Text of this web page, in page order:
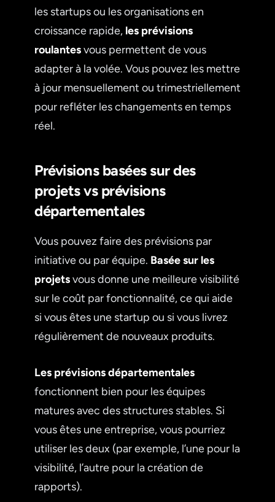
les startups ou les organisations en
croissance rapide, les prévisions
roulantesvous permettent de vous
adapter à la volée. Vous pouvez les mettre
à jour mensuellement ou trimestriellement
pour refléter les changements en temps
réel.
Prévisions basées sur des
projets vs prévisions
départementales
Vous pouvez faire des prévisions par
initiative ou par équipe. Basée sur les
projetsvous donne une meilleure visibilité
sur le coût par fonctionnalité, ce qui aide
si vous êtes une startup ou si vous livrez
régulièrement de nouveaux produits.
Les prévisions départementales
fonctionnent bien pour les équipes
matures avec des structures stables. Si
vous êtes une entreprise, vous pourriez
utiliser les deux (par exemple, l’une pour la
visibilité, l’autre pour la création de
rapports).